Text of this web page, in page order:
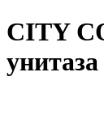
CITY